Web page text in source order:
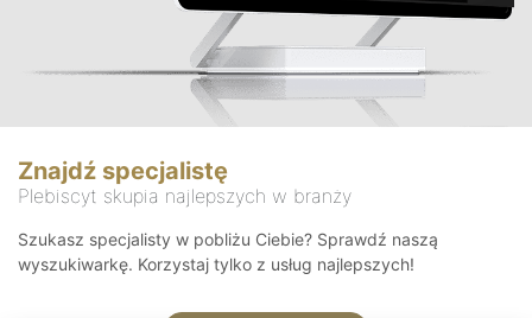
Znajdź specjalistę
Plebiscyt skupia najlepszych w branży
Szukasz specjalisty w pobliżu Ciebie? Sprawdź naszą
wyszukiwarkę. Korzystaj tylko z usług najlepszych!